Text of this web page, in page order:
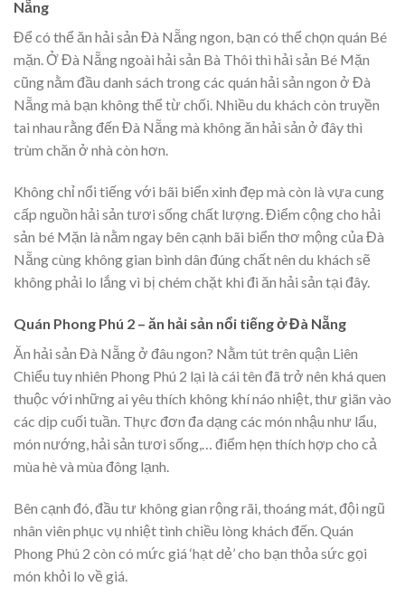
Nẵng
Để có thể ăn hải sản Đà Nẵng ngon, bạn có thể chọn quán Bé
mặn. Ở Đà Nẵng ngoài hải sản Bà Thôi thì hải sản Bé Mặn
cũng nằm đầu danh sách trong các quán hải sản ngon ở Đà
Nẵng mà bạn không thể từ chối. Nhiều du khách còn truyền
tai nhau rằng đến Đà Nẵng mà không ăn hải sản ở đây thì
trùm chăn ở nhà còn hơn.
Không chỉ nổi tiếng với bãi biển xinh đẹp mà còn là vựa cung
cấp nguồn hải sản tươi sống chất lượng. Điểm cộng cho hải
sản bé Mặn là nằm ngay bên cạnh bãi biển thơ mộng của Đà
Nẵng cùng không gian bình dân đúng chất nên du khách sẽ
không phải lo lắng vì bị chém chặt khi đi ăn hải sản tại đây.
Quán Phong Phú 2 – ăn hải sản nổi tiếng ở Đà Nẵng
Ăn hải sản Đà Nẵng ở đâu ngon? Nằm tút trên quận Liên
Chiểu tuy nhiên Phong Phú 2 lại là cái tên đã trở nên khá quen
thuộc với những ai yêu thích không khí náo nhiệt, thư giãn vào
các dịp cuối tuần. Thực đơn đa dạng các món nhậu như lẩu,
món nướng, hải sản tươi sống,… điểm hẹn thích hợp cho cả
mùa hè và mùa đông lạnh.
Bên cạnh đó, đầu tư không gian rộng rãi, thoáng mát, đội ngũ
nhân viên phục vụ nhiệt tình chiều lòng khách đến. Quán
Phong Phú 2 còn có mức giá ‘hạt dẻ’ cho bạn thỏa sức gọi
món khỏi lo về giá.